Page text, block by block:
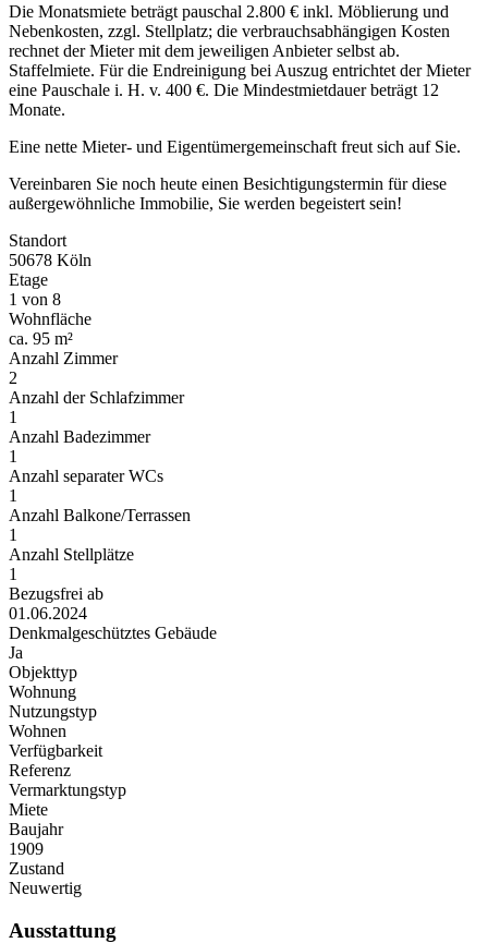
Die Monatsmiete beträgt pauschal 2.800 € inkl. Möblierung und
Nebenkosten, zzgl. Stellplatz; die verbrauchsabhängigen Kosten
rechnet der Mieter mit dem jeweiligen Anbieter selbst ab.
Staffelmiete. Für die Endreinigung bei Auszug entrichtet der Mieter
eine Pauschale i. H. v. 400 €. Die Mindestmietdauer beträgt 12
Monate.
Eine nette Mieter- und Eigentümergemeinschaft freut sich auf Sie.
Vereinbaren Sie noch heute einen Besichtigungstermin für diese
außergewöhnliche Immobilie, Sie werden begeistert sein!
Standort
50678 Köln
Etage
1 von 8
Wohnfläche
ca. 95 m²
Anzahl Zimmer
2
Anzahl der Schlafzimmer
1
Anzahl Badezimmer
1
Anzahl separater WCs
1
Anzahl Balkone/Terrassen
1
Anzahl Stellplätze
1
Bezugsfrei ab
01.06.2024
Denkmalgeschütztes Gebäude
Ja
Objekttyp
Wohnung
Nutzungstyp
Wohnen
Verfügbarkeit
Referenz
Vermarktungstyp
Miete
Baujahr
1909
Zustand
Neuwertig
Ausstattung